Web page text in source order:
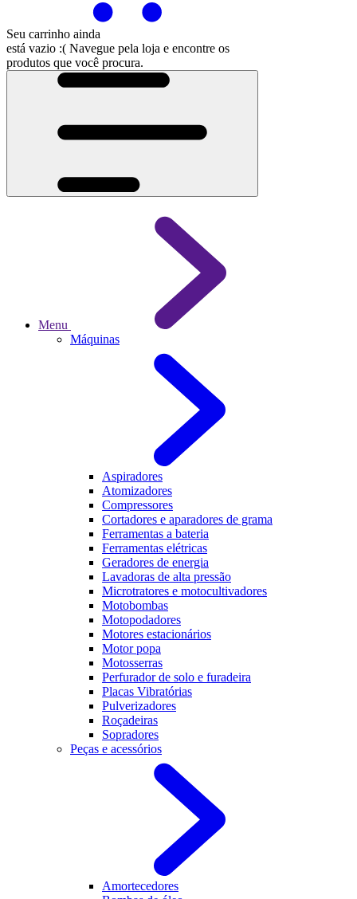
Seu carrinho ainda
está vazio :( Navegue pela loja e encontre os
produtos que você procura.
Menu
Máquinas
Aspiradores
Atomizadores
Compressores
Cortadores e aparadores de grama
Ferramentas a bateria
Ferramentas elétricas
Geradores de energia
Lavadoras de alta pressão
Microtratores e motocultivadores
Motobombas
Motopodadores
Motores estacionários
Motor popa
Motosserras
Perfurador de solo e furadeira
Placas Vibratórias
Pulverizadores
Roçadeiras
Sopradores
Peças e acessórios
Amortecedores